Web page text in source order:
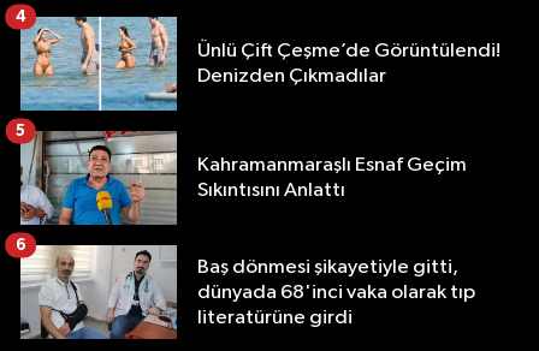
Ünlü Çift Çeşme’de Görüntülendi!
Denizden Çıkmadılar
4
Kahramanmaraşlı Esnaf Geçim
Sıkıntısını Anlattı
5
Baş dönmesi şikayetiyle gitti,
dünyada 68'inci vaka olarak tıp
literatürüne girdi
6